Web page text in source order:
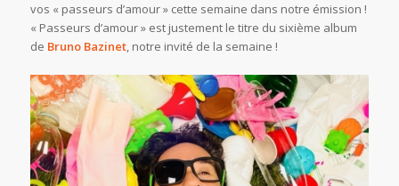
vos « passeurs d’amour » cette semaine dans notre émission !
« Passeurs d’amour » est justement le titre du sixième album
de Bruno Bazinet, notre invité de la semaine !